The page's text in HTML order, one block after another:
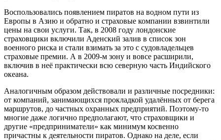
Воспользовались появлением пиратов на водном пути из
Европы в Азию и обратно и страховые компании взвинтили
цены на свои услуги. Так, в 2008 году лондонские
страховщики включили Аденский залив в список зон
военного риска и стали взимать за это с судовладельцев
страховые премии. А в 2009-м зону и вовсе расширили,
включив в неё практически всю северную часть Индийского
океана.
Аналогичным образом действовали и различные посредники:
от компаний, занимающихся прокладкой удалённых от берега
маршрутов, до частных охранных предприятий. Поэтому-то
многие даже логично предполагают, что страховщики и
другие «предприниматели» как минимум косвенно
причастны к деятельности пиратов. Однако на деле, если